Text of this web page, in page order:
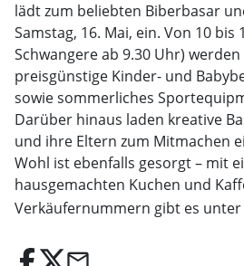
lädt zum beliebten Biberbasar
Samstag, 16. Mai, ein. Von 10 bis
Schwangere ab 9.30 Uhr)
preisgünstige Kinder- und
sowie sommerliches
Darüber hinaus laden kreative
und ihre Eltern zum Mitmachen
Wohl ist ebenfalls gesorgt – mit
hausgemachten Kuchen und
Verkäufernummern gibt es unter
email